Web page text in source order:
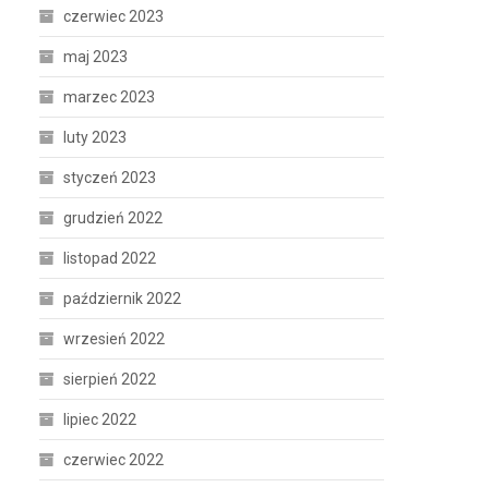
czerwiec 2023
maj 2023
marzec 2023
luty 2023
styczeń 2023
grudzień 2022
listopad 2022
październik 2022
wrzesień 2022
sierpień 2022
lipiec 2022
czerwiec 2022